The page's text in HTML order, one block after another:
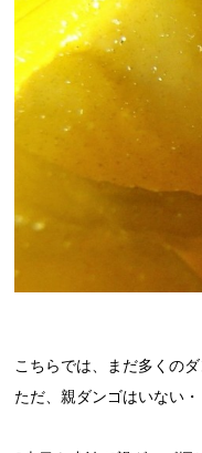
こちらでは、まだ多くの
ただ、親ダンゴはいない・